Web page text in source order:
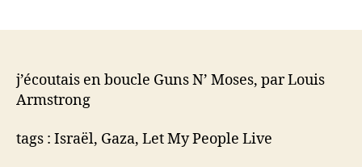
N’
j’écoutais en boucle Guns N’ Moses, par Louis
Armstrong
tags : Israël, Gaza, Let My People Live